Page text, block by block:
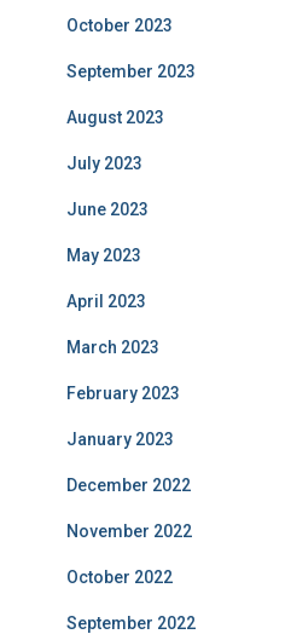
October 2023
September 2023
August 2023
July 2023
June 2023
May 2023
April 2023
March 2023
February 2023
January 2023
December 2022
November 2022
October 2022
September 2022